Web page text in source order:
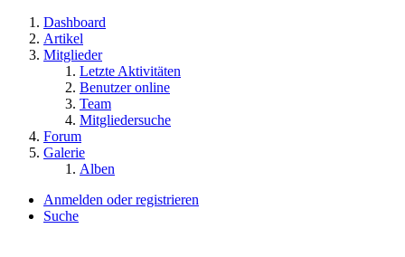
Dashboard
Artikel
Mitglieder
Letzte Aktivitäten
Benutzer online
Team
Mitgliedersuche
Forum
Galerie
Alben
Anmelden oder registrieren
Suche